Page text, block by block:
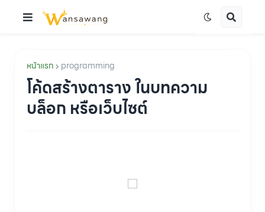
หน้าแรก programming
โค้ดสร้างตาราง ในบทความ
บล็อก หรือเว็บไซต์